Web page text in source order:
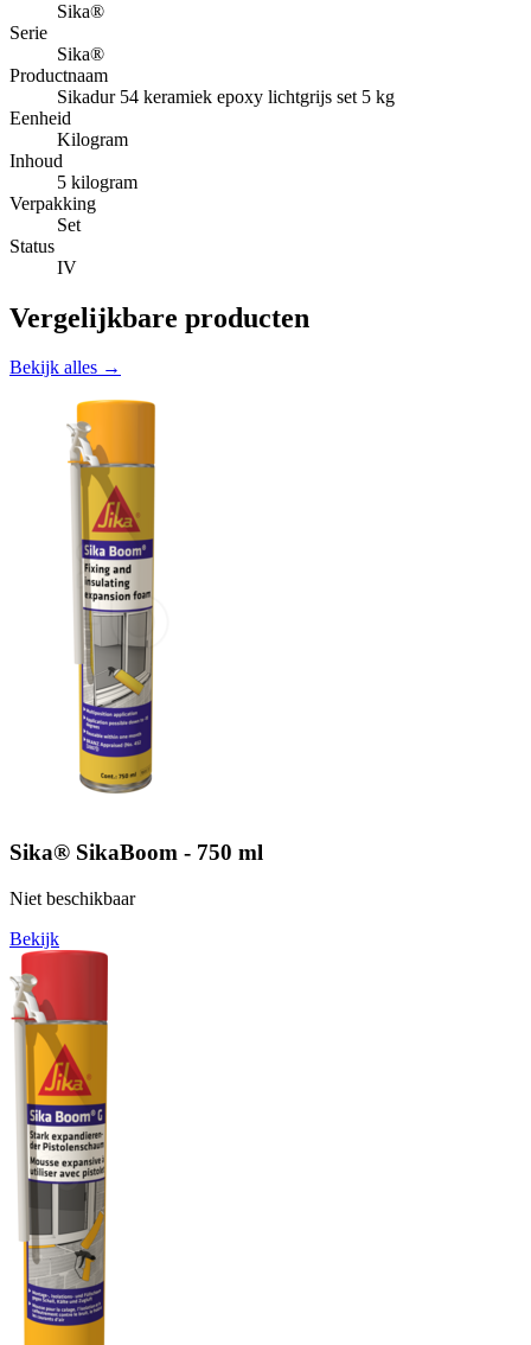
Sika®
Serie
Sika®
Productnaam
Sikadur 54 keramiek epoxy lichtgrijs set 5 kg
Eenheid
Kilogram
Inhoud
5 kilogram
Verpakking
Set
Status
IV
Vergelijkbare producten
Bekijk alles →
Sika® SikaBoom - 750 ml
Niet beschikbaar
Bekijk